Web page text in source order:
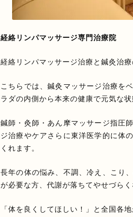
経絡リンパマッサージ専門治療院
経絡リンパマッサージ治療と鍼灸治
こちらでは、鍼灸マッサージ治療を
ラダの内側から本来の健康で元気な状
鍼師・灸師・あん摩マッサージ指圧
ジ治療やケアさらに東洋医学的に体
くれます。
長年の体の悩み、不調、冷え、こり
が必要な方、代謝が落ちてやせづら
「体を良くしてほしい！」と全国各